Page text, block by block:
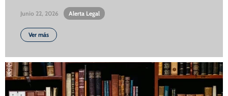
Junio 22, 2026 Alerta Legal
Ver más